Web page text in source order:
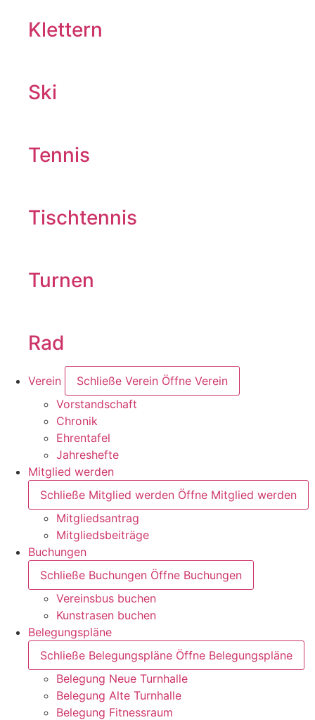
Klettern
Ski
Tennis
Tischtennis
Turnen
Rad
Verein Schließe Verein Öffne Verein
Vorstandschaft
Chronik
Ehrentafel
Jahreshefte
Mitglied werden
Schließe Mitglied werden Öffne Mitglied werden
Mitgliedsantrag
Mitgliedsbeiträge
Buchungen
Schließe Buchungen Öffne Buchungen
Vereinsbus buchen
Kunstrasen buchen
Belegungspläne
Schließe Belegungspläne Öffne Belegungspläne
Belegung Neue Turnhalle
Belegung Alte Turnhalle
Belegung Fitnessraum